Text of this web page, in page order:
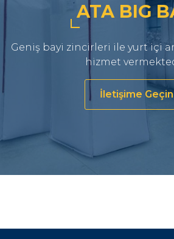
ATA BIG
Geniş bayi zincirleri ile yurt içi
hizmet
İletişime Geçin